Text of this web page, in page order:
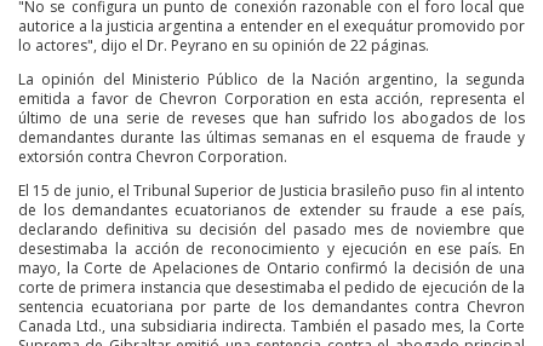
"No se configura un punto de conexión razonable con el foro local que
autorice a la justicia argentina a entender en el exequátur promovido por
lo actores", dijo el Dr. Peyrano en su opinión de 22 páginas.
La opinión del Ministerio Público de la Nación argentino, la segunda
emitida a favor de Chevron Corporation en esta acción, representa el
último de una serie de reveses que han sufrido los abogados de los
demandantes durante las últimas semanas en el esquema de fraude y
extorsión contra Chevron Corporation.
El 15 de junio, el Tribunal Superior de Justicia brasileño puso fin al intento
de los demandantes ecuatorianos de extender su fraude a ese país,
declarando definitiva su decisión del pasado mes de noviembre que
desestimaba la acción de reconocimiento y ejecución en ese país. En
mayo, la Corte de Apelaciones de Ontario confirmó la decisión de una
corte de primera instancia que desestimaba el pedido de ejecución de la
sentencia ecuatoriana por parte de los demandantes contra Chevron
Canada Ltd., una subsidiaria indirecta. También el pasado mes, la Corte